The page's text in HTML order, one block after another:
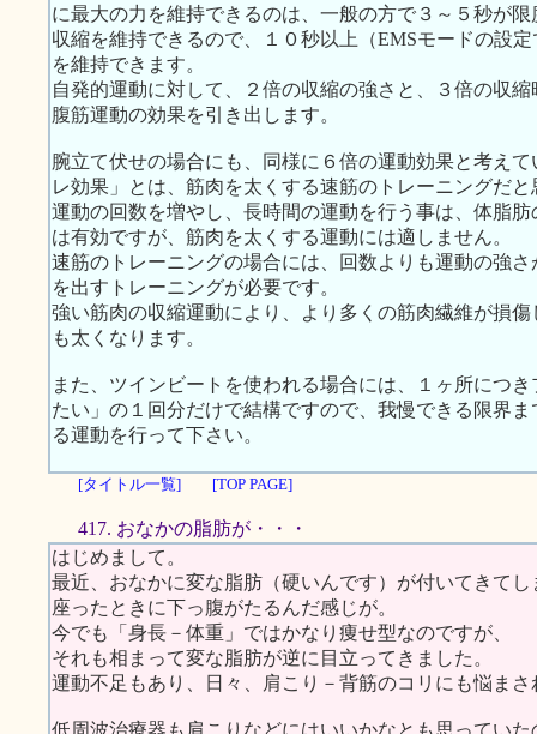
に最大の力を維持できるのは、一般の方で３～５秒が
収縮を維持できるので、１０秒以上（EMSモードの設
を維持できます。
自発的運動に対して、２倍の収縮の強さと、３倍の収
腹筋運動の効果を引き出します。
腕立て伏せの場合にも、同様に６倍の運動効果と考え
レ効果」とは、筋肉を太くする速筋のトレーニングだと
運動の回数を増やし、長時間の運動を行う事は、体脂
は有効ですが、筋肉を太くする運動には適しません。
速筋のトレーニングの場合には、回数よりも運動の強
を出すトレーニングが必要です。
強い筋肉の収縮運動により、より多くの筋肉繊維が損
も太くなります。
また、ツインビートを使われる場合には、１ヶ所につ
たい」の１回分だけで結構ですので、我慢できる限界
る運動を行って下さい。
[タイトル一覧] [TOP PAGE]
417. おなかの脂肪が・・・
はじめまして。
最近、おなかに変な脂肪（硬いんです）が付いてきてし
座ったときに下っ腹がたるんだ感じが。
今でも「身長－体重」ではかなり痩せ型なのですが、
それも相まって変な脂肪が逆に目立ってきました。
運動不足もあり、日々、肩こり－背筋のコリにも悩まさ
低周波治療器も肩こりなどにはいいかなとも思っていた